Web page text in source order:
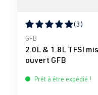
Note moyenne de 5
(3)
GFB
2.0L & 1.8L TFSI
ouvert GFB
Prêt à être expédié !